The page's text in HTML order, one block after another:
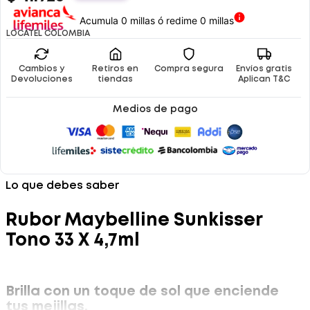
Acumula 0 millas ó redime 0 millas
LOCATEL COLOMBIA
Cambios y
Devoluciones
Retiros en
tiendas
Compra segura
Envíos gratis
Aplican T&C
Medios de pago
Lo que debes saber
Rubor Maybelline Sunkisser
Tono 33 X 4,7ml
Brilla con un toque de sol que enciende
tus mejillas.